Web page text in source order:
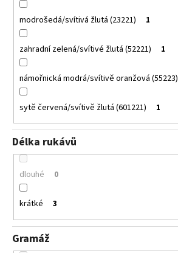
modrošedá/svítivá žlutá (23221) 1
zahradní zelená/svítivé žlutá (52221) 1
námořnická modrá/svítivě oranžová (55223)
sytě červená/svítivě žlutá (601221) 1
Délka rukávů
dlouhé 0
krátké 3
Gramáž